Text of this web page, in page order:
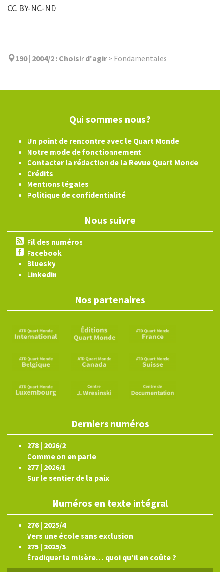
CC BY-NC-ND
190 | 2004/2 : Choisir d'agir> Fondamentales
Qui sommes nous?
Un point de rencontre avec le Quart Monde
Notre mode de fonctionnement
Contacter la rédaction de la Revue Quart Monde
Crédits
Mentions légales
Politique de confidentialité
Nous suivre
Fil des numéros
Facebook
Bluesky
Linkedin
Nos partenaires
Derniers numéros
278 | 2026/2
Comme on en parle
277 | 2026/1
Sur le sentier de la paix
Numéros en texte intégral
276 | 2025/4
Vers une école sans exclusion
275 | 2025/3
Éradiquer la misère… quoi qu’il en coûte ?